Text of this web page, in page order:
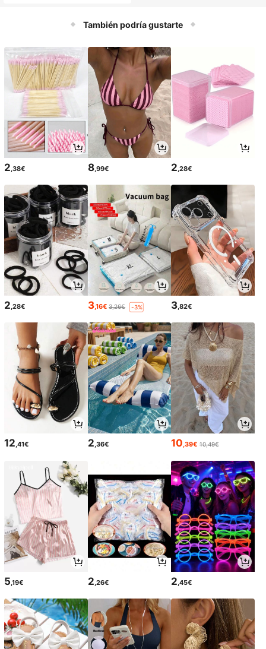
También podría gustarte
2,38€ 8,99€ 2,28€
2,28€ 3,16€ 3,26€ -3% 3,82€
12,41€ 2,36€ 10,39€ 10,49€
5 ,19€ 2 ,26€ 2 ,45€